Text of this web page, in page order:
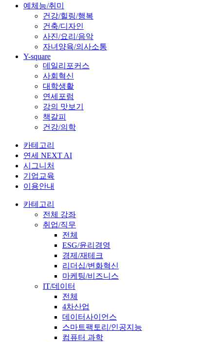
예체능/취미
건강/힐링/행복
건축/디자인
사진/요리/음악
자녀양육/의사소통
Y-square
데일리포커스
사회혁신
대학생활
연세포럼
강의 맛보기
책갈피
건강/의학
카테고리
연세 NEXT AI
시그니처
기업교육
이용안내
카테고리
전체 강좌
취업/직무
전체
ESG/윤리경영
경제/재테크
리더십/변화혁신
마케팅/비즈니스
IT/데이터
전체
4차산업
데이터사이언스
스마트팩토리/인공지능
컴퓨터 과학